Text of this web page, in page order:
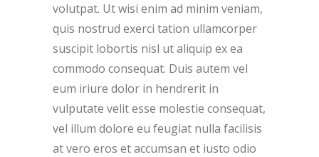
volutpat. Ut wisi enim ad minim veniam,
quis nostrud exerci tation ullamcorper
suscipit lobortis nisl ut aliquip ex ea
commodo consequat. Duis autem vel
eum iriure dolor in hendrerit in
vulputate velit esse molestie consequat,
vel illum dolore eu feugiat nulla facilisis
at vero eros et accumsan et iusto odio